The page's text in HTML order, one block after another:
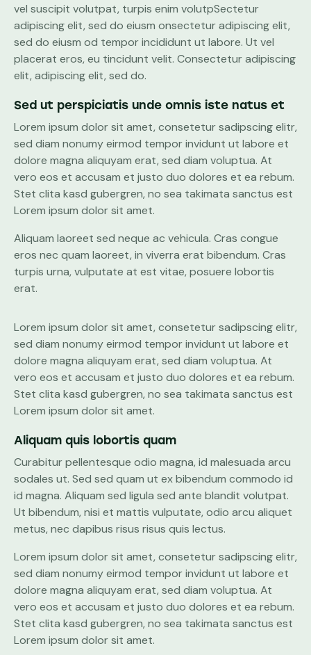
vel suscipit volutpat, turpis enim volutpSectetur
adipiscing elit, sed do eiusm onsectetur adipiscing elit,
sed do eiusm od tempor incididunt ut labore. Ut vel
placerat eros, eu tincidunt velit. Consectetur adipiscing
elit, adipiscing elit, sed do.
Sed ut perspiciatis unde omnis iste natus et
Lorem ipsum dolor sit amet, consetetur sadipscing elitr,
sed diam nonumy eirmod tempor invidunt ut labore et
dolore magna aliquyam erat, sed diam voluptua. At
vero eos et accusam et justo duo dolores et ea rebum.
Stet clita kasd gubergren, no sea takimata sanctus est
Lorem ipsum dolor sit amet.
Aliquam laoreet sed neque ac vehicula. Cras congue
eros nec quam laoreet, in viverra erat bibendum. Cras
turpis urna, vulputate at est vitae, posuere lobortis
erat.
Lorem ipsum dolor sit amet, consetetur sadipscing elitr,
sed diam nonumy eirmod tempor invidunt ut labore et
dolore magna aliquyam erat, sed diam voluptua. At
vero eos et accusam et justo duo dolores et ea rebum.
Stet clita kasd gubergren, no sea takimata sanctus est
Lorem ipsum dolor sit amet.
Aliquam quis lobortis quam
Curabitur pellentesque odio magna, id malesuada arcu
sodales ut. Sed sed quam ut ex bibendum commodo id
id magna. Aliquam sed ligula sed ante blandit volutpat.
Ut bibendum, nisi et mattis vulputate, odio arcu aliquet
metus, nec dapibus risus risus quis lectus.
Lorem ipsum dolor sit amet, consetetur sadipscing elitr,
sed diam nonumy eirmod tempor invidunt ut labore et
dolore magna aliquyam erat, sed diam voluptua. At
vero eos et accusam et justo duo dolores et ea rebum.
Stet clita kasd gubergren, no sea takimata sanctus est
Lorem ipsum dolor sit amet.